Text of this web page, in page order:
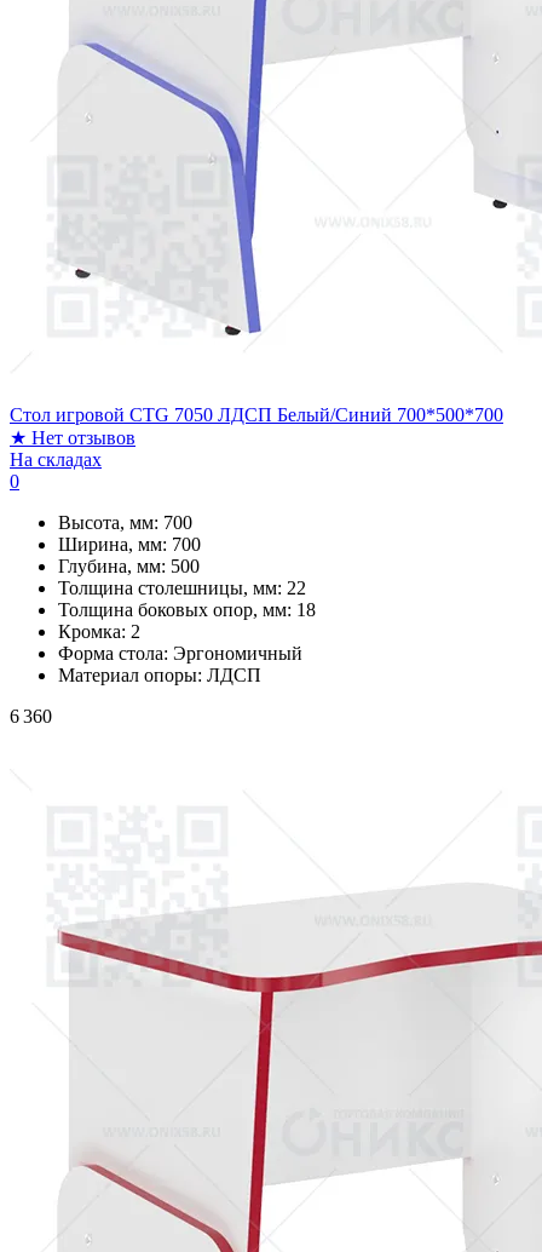
Стол игровой CTG 7050 ЛДСП Белый/Синий 700*500*700
★ Нет отзывов
На складах
0
Высота, мм: 700
Ширина, мм: 700
Глубина, мм: 500
Толщина столешницы, мм: 22
Толщина боковых опор, мм: 18
Кромка: 2
Форма стола: Эргономичный
Материал опоры: ЛДСП
6 360